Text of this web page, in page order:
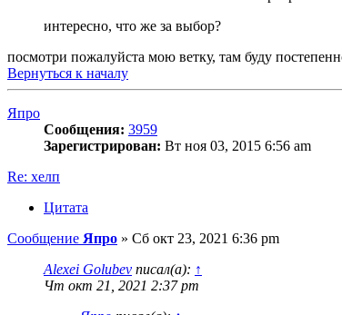
интересно, что же за выбор?
посмотри пожалуйста мою ветку, там буду
Вернуться к началу
Япро
Сообщения: 3959
Зарегистрирован: Вт ноя 03, 2015 6:56 am
Re: хелп
Цитата
Сообщение Япро » Сб окт 23, 2021 6:36 pm
Alexei Golubev писал(а): ↑
Чт окт 21, 2021 2:37 pm